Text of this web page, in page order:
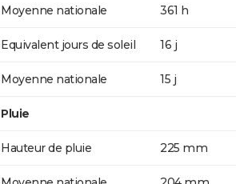
Moyenne nationale 361 h
Equivalent jours de soleil 16 j
Moyenne nationale 15 j
Pluie
Hauteur de pluie 225 mm